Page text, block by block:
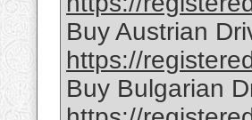
Buy Austrian
https://
Buy Bulgarian